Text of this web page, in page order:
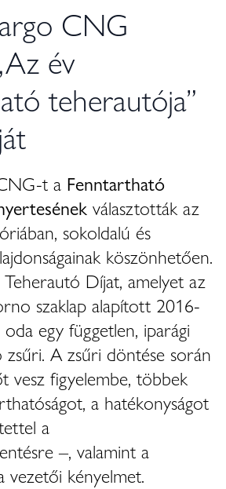
CNG
év
teherautója”
t a Fenntartható
választották az
sokoldalú és
köszönhetően.
Díjat, amelyet az
szaklap alapított 2016-
egy független, iparági
zsűri. A zsűri döntése során
vesz figyelembe, többek
a hatékonyságot
a
–, valamint a
vezetői kényelmet.